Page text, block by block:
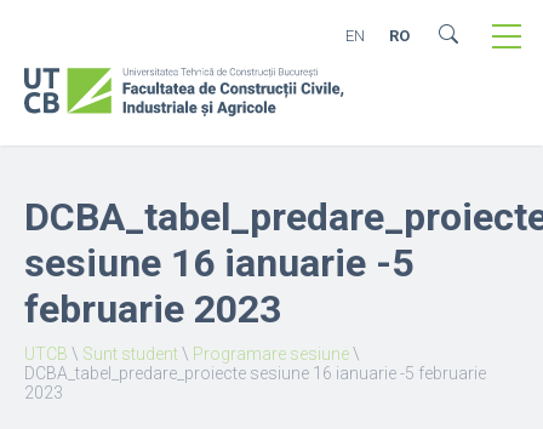
EN RO
sesiune 16 ianuarie -5
februarie 2023
UTCB \ Sunt student\ Programare sesiune\
DCBA_tabel_predare_proiecte sesiune 16 ianuarie -5 februarie
2023